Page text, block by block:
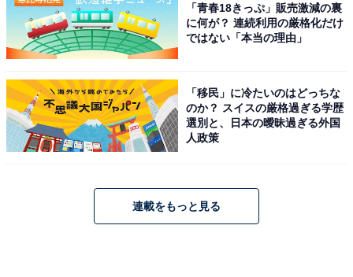
【今日チェックしたい】Pioneerの人気商品5選
Pioneer「DMH-SZ500」
「青春18きっぷ」販売激減の裏
に何が？ 連続利用の厳格化だけ
ではない「本当の理由」
「移民」に冷たいのはどっちな
のか？ スイスの厳格過ぎる学歴
選別と、日本の曖昧過ぎる外国
人政策
連載をもっと見る